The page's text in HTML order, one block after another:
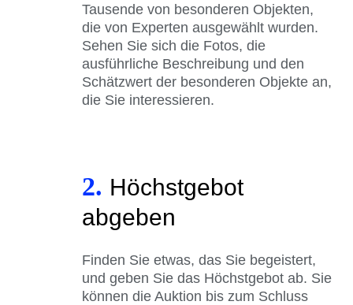
Tausende von besonderen Objekten,
die von Experten ausgewählt wurden.
Sehen Sie sich die Fotos, die
ausführliche Beschreibung und den
Schätzwert der besonderen Objekte an,
die Sie interessieren.
2. Höchstgebot
abgeben
Finden Sie etwas, das Sie begeistert,
und geben Sie das Höchstgebot ab. Sie
können die Auktion bis zum Schluss